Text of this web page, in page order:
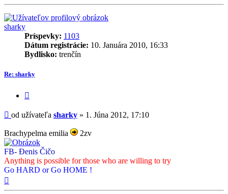
sharky
Príspevky: 1103
Dátum registrácie: 10. Januára 2010, 16:33
Bydlisko: trenčín
Re: sharky
Príspevok
od užívateľa sharky » 1. Júna 2012, 17:10
Brachypelma emilia 2zv
FB- Đenis Čičo
Anything is possible for those who are willing to try
Go HARD or Go HOME !